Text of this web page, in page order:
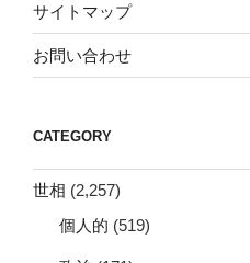
サイトマップ
お問い合わせ
CATEGORY
世相 (2,257)
個人的 (519)